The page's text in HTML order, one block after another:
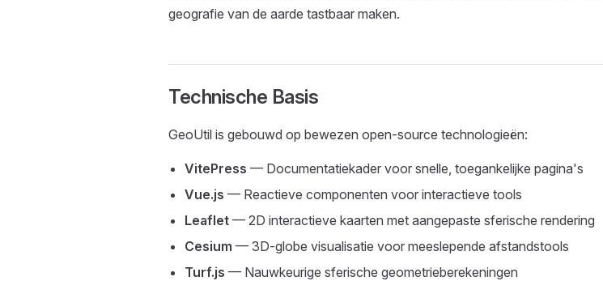
geografie van de aarde tastbaar maken.
Technische Basis
GeoUtil is gebouwd op bewezen open-source technologieën:
VitePress — Documentatiekader voor snelle, toegankelijke pagina's
Vue.js — Reactieve componenten voor interactieve tools
Leaflet — 2D interactieve kaarten met aangepaste sferische rendering
Cesium — 3D-globe visualisatie voor meeslepende afstandstools
Turf.js — Nauwkeurige sferische geometrieberekeningen